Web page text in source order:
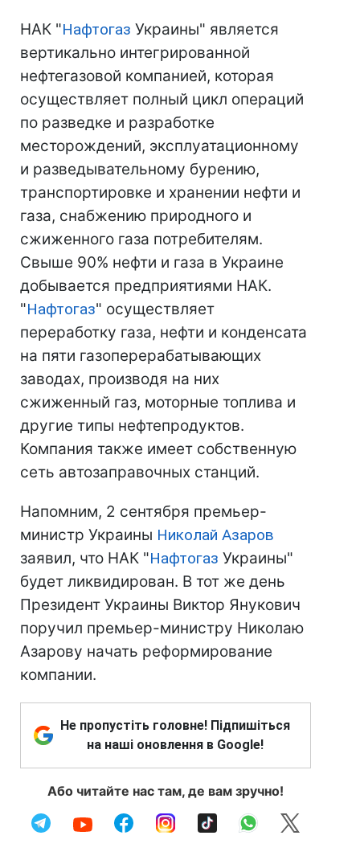
НАК "Нафтогаз Украины" является
вертикально интегрированной
нефтегазовой компанией, которая
осуществляет полный цикл операций
по разведке и разработке
месторождений, эксплуатационному
и разведывательному бурению,
транспортировке и хранении нефти и
газа, снабжению природного и
сжиженного газа потребителям.
Свыше 90% нефти и газа в Украине
добывается предприятиями НАК.
"Нафтогаз" осуществляет
переработку газа, нефти и конденсата
на пяти газоперерабатывающих
заводах, производя на них
сжиженный газ, моторные топлива и
другие типы нефтепродуктов.
Компания также имеет собственную
сеть автозаправочных станций.
Напомним, 2 сентября премьер-
министр Украины Николай Азаров
заявил, что НАК "Нафтогаз Украины"
будет ликвидирован. В тот же день
Президент Украины Виктор Янукович
поручил премьер-министру Николаю
Азарову начать реформирование
компании.
Не пропустіть головне! Підпишіться
на наші оновлення в Google!
Або читайте нас там, де вам зручно!